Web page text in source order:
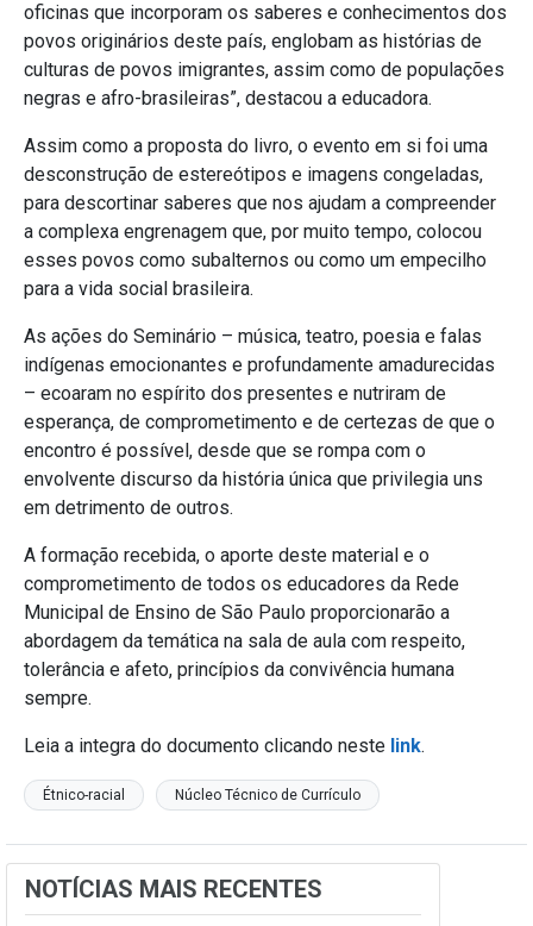
oficinas que incorporam os saberes e conhecimentos dos
povos originários deste país, englobam as histórias de
culturas de povos imigrantes, assim como de populações
negras e afro-brasileiras”, destacou a educadora.
Assim como a proposta do livro, o evento em si foi uma
desconstrução de estereótipos e imagens congeladas,
para descortinar saberes que nos ajudam a compreender
a complexa engrenagem que, por muito tempo, colocou
esses povos como subalternos ou como um empecilho
para a vida social brasileira.
As ações do Seminário – música, teatro, poesia e falas
indígenas emocionantes e profundamente amadurecidas
– ecoaram no espírito dos presentes e nutriram de
esperança, de comprometimento e de certezas de que o
encontro é possível, desde que se rompa com o
envolvente discurso da história única que privilegia uns
em detrimento de outros.
A formação recebida, o aporte deste material e o
comprometimento de todos os educadores da Rede
Municipal de Ensino de São Paulo proporcionarão a
abordagem da temática na sala de aula com respeito,
tolerância e afeto, princípios da convivência humana
sempre.
Leia a integra do documento clicando neste link.
Étnico-racial Núcleo Técnico de Currículo
NOTÍCIAS MAIS RECENTES